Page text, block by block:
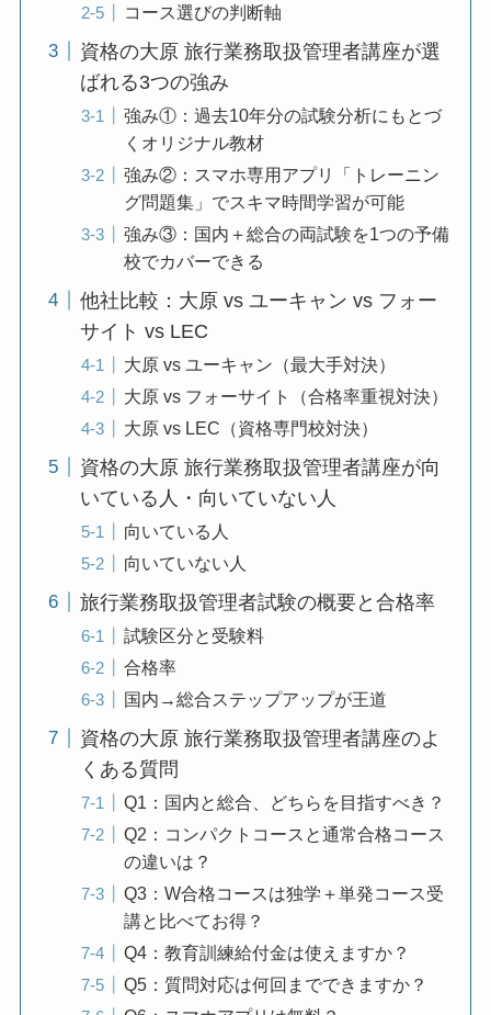
コース選びの判断軸
資格の大原 旅行業務取扱管理者講座が選
ばれる3つの強み
強み①：過去10年分の試験分析にもとづ
くオリジナル教材
強み②：スマホ専用アプリ「トレーニン
グ問題集」でスキマ時間学習が可能
強み③：国内＋総合の両試験を1つの予備
校でカバーできる
他社比較：大原 vs ユーキャン vs フォー
サイト vs LEC
大原 vs ユーキャン（最大手対決）
大原 vs フォーサイト（合格率重視対決）
大原 vs LEC（資格専門校対決）
資格の大原 旅行業務取扱管理者講座が向
いている人・向いていない人
向いている人
向いていない人
旅行業務取扱管理者試験の概要と合格率
試験区分と受験料
合格率
国内→総合ステップアップが王道
資格の大原 旅行業務取扱管理者講座のよ
くある質問
Q1：国内と総合、どちらを目指すべき？
Q2：コンパクトコースと通常合格コース
の違いは？
Q3：W合格コースは独学＋単発コース受
講と比べてお得？
Q4：教育訓練給付金は使えますか？
Q5：質問対応は何回までできますか？